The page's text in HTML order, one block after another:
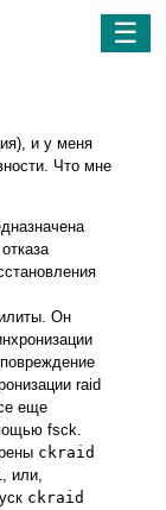
☰
и у меня
Что мне
Он
raid
еще
fsck.
ckraid
или,
ckraid